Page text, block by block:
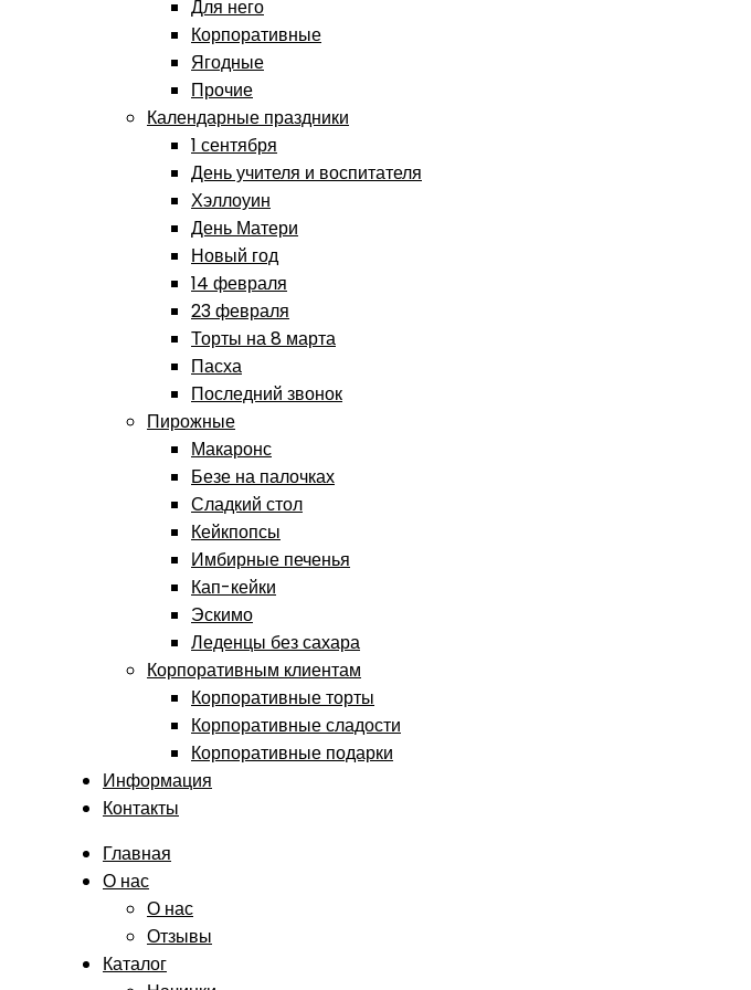
Для него
Корпоративные
Ягодные
Прочие
Календарные праздники
1 сентября
День учителя и воспитателя
Хэллоуин
День Матери
Новый год
14 февраля
23 февраля
Торты на 8 марта
Пасха
Последний звонок
Пирожные
Макаронс
Безе на палочках
Сладкий стол
Кейкпопсы
Имбирные печенья
Кап-кейки
Эскимо
Леденцы без сахара
Корпоративным клиентам
Корпоративные торты
Корпоративные сладости
Корпоративные подарки
Информация
Контакты
Главная
О нас
О нас
Отзывы
Каталог